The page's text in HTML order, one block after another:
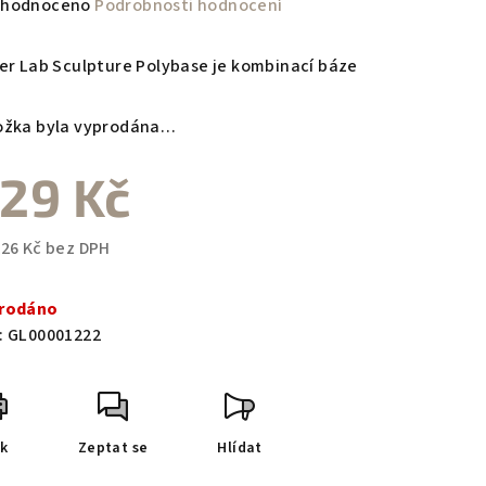
Podrobnosti hodnocení
Lab Sculpture Polybase je kombinací báze
byla vyprodána…
Kč
Kč bez DPH
GL00001222
Zeptat se Hlídat